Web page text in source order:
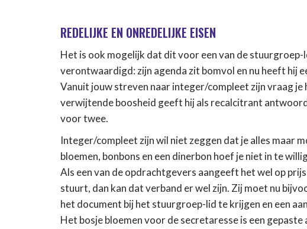
REDELIJKE EN ONREDELIJKE EISEN
Het is ook mogelijk dat dit voor een van de
verontwaardigd: zijn agenda zit bomvol en nu heeft hij
Vanuit jouw streven naar integer/compleet zijn vraag je
verwijtende boosheid geeft hij als recalcitrant
voor twee.
Integer/compleet zijn wil niet zeggen dat je alles maar
bloemen, bonbons en een dinerbon hoef je niet in te
Als een van de opdrachtgevers aangeeft het wel op
stuurt, dan kan dat verband er wel zijn. Zij moet nu
het document bij het stuurgroep-lid te krijgen en een
Het bosje bloemen voor de secretaresse is een